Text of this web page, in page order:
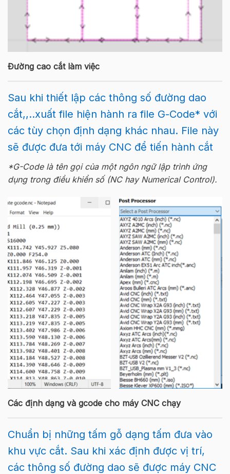
Đường cao cắt làm việc
Sau khi thiết lập các thông số đường dao
cắt,,..xuất file hiện hành ra file G-Code* với
các tùy chọn định dạng khác nhau. File này
sẽ được đưa tới máy CNC để tiến hành cắt
*G-Code là tên gọi của một ngôn ngữ lập trình ứng
dụng trong điều khiển số (NC hay Numerical Control).
Các định dạng và gcode cho máy CNC chạy
Chuẩn bị những tấm gỗ dạng tấm đưa vào
khu vực cắt. Sau khi xác định được vị trí,
các thông số đường dao sẽ được máy CNC